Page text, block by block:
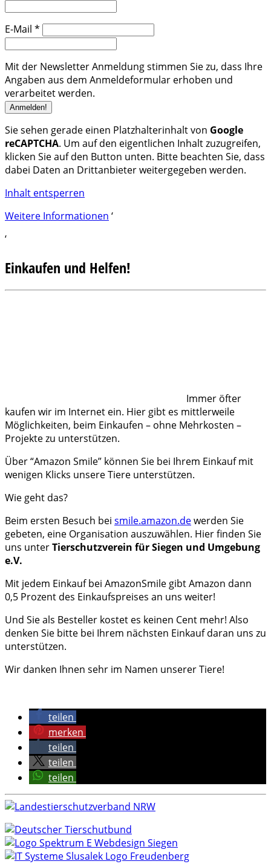
E-Mail *
Mit der Newsletter Anmeldung stimmen Sie zu, dass Ihre
Angaben aus dem Anmeldeformular erhoben und
verarbeitet werden.
Sie sehen gerade einen Platzhalterinhalt von Google
reCAPTCHA. Um auf den eigentlichen Inhalt zuzugreifen,
klicken Sie auf den Button unten. Bitte beachten Sie, dass
dabei Daten an Drittanbieter weitergegeben werden.
Inhalt entsperren
Weitere Informationen ‘
‘
Einkaufen und Helfen!
Immer öfter
kaufen wir im Internet ein. Hier gibt es mittlerweile
Möglichkeiten, beim Einkaufen – ohne Mehrkosten –
Projekte zu unterstützen.
Über “Amazon Smile” können Sie bei Ihrem Einkauf mit
wenigen Klicks unsere Tiere unterstützen.
Wie geht das?
Beim ersten Besuch bei smile.amazon.dewerden Sie
gebeten, eine Organisation auszuwählen. Hier finden Sie
uns unterTierschutzverein für Siegen und Umgebung
e.V.
Mit jedem Einkauf bei AmazonSmile gibt Amazon dann
0,5 Prozent des Einkaufspreises an uns weiter!
Und Sie als Besteller kostet es keinen Cent mehr! Also
denken Sie bitte bei Ihrem nächsten Einkauf daran uns zu
unterstützen.
Wir danken Ihnen sehr im Namen unserer Tiere!
teilen
merken
teilen
teilen
teilen